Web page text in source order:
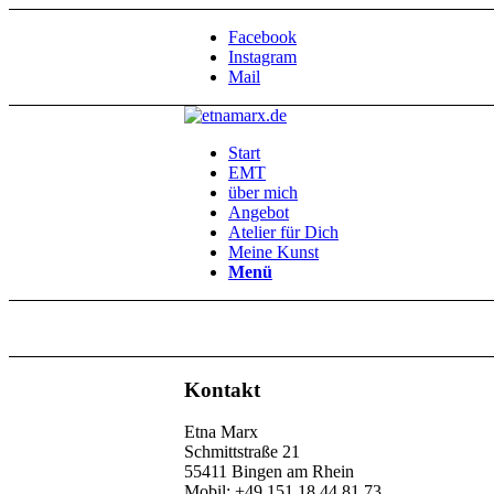
Facebook
Instagram
Mail
Start
EMT
über mich
Angebot
Atelier für Dich
Meine Kunst
Menü
Kontakt
Etna Marx
Schmittstraße 21
55411 Bingen am Rhein